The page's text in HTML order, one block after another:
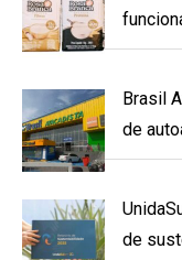
Brasil
de
de